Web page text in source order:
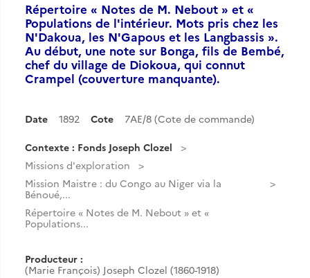
Répertoire « Notes de M. Nebout » et «
Populations de l'intérieur. Mots pris chez les
N'Dakoua, les N'Gapous et les Langbassis ».
Au début, une note sur Bonga, fils de Bembé,
chef du village de Diokoua, qui connut
Crampel (couverture manquante).
Date 1892 Cote 7AE/8 (Cote de commande)
Contexte : Fonds Joseph Clozel
Missions d'exploration
Mission Maistre : du Congo au Niger via la
Bénoué,...
Répertoire « Notes de M. Nebout » et «
Populations...
Producteur :
(Marie François) Joseph Clozel (1860-1918)